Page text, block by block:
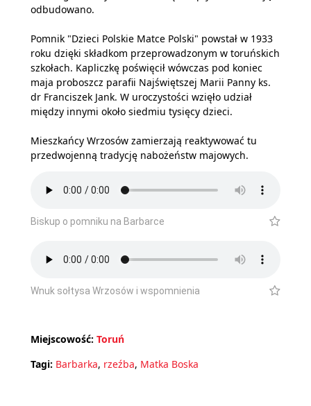
odbudowano.
Pomnik "Dzieci Polskie Matce Polski" powstał w 1933
roku dzięki składkom przeprowadzonym w toruńskich
szkołach. Kapliczkę poświęcił wówczas pod koniec
maja proboszcz parafii Najświętszej Marii Panny ks.
dr Franciszek Jank. W uroczystości wzięło udział
między innymi około siedmiu tysięcy dzieci.
Mieszkańcy Wrzosów zamierzają reaktywować tu
przedwojenną tradycję nabożeństw majowych.
Biskup o pomniku na Barbarce
Wnuk sołtysa Wrzosów i wspomnienia
Miejscowość: Toruń
Tagi: Barbarka, rzeźba, Matka Boska